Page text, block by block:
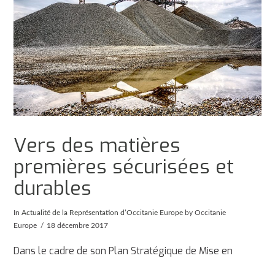
Vers des matières
premières sécurisées et
durables
InActualité de la Représentation d’Occitanie Europe by Occitanie
Europe
18 décembre 2017
Dans le cadre de son Plan Stratégique de Mise en